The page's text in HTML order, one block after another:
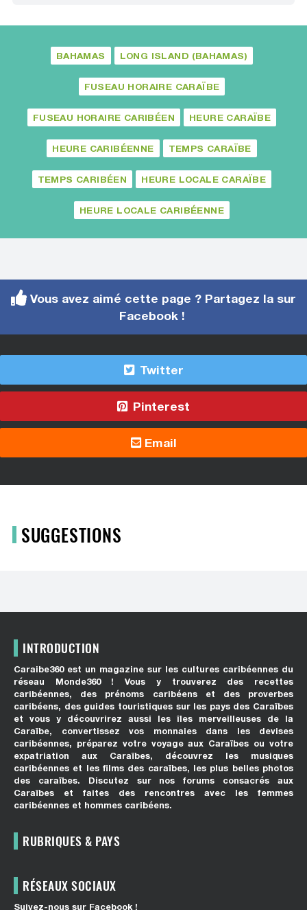
BAHAMAS LONG ISLAND (BAHAMAS)
FUSEAU HORAIRE CARAÏBE
FUSEAU HORAIRE CARIBÉEN HEURE CARAÏBE
HEURE CARIBÉENNE TEMPS CARAÏBE
TEMPS CARIBÉEN HEURE LOCALE CARAÏBE
HEURE LOCALE CARIBÉENNE
Vous avez aimé cette page ? Partagez la sur
Facebook !
Twitter
Pinterest
Email
SUGGESTIONS
INTRODUCTION
Caraibe360 est un magazine sur les cultures caribéennes du
réseau Monde360 ! Vous y trouverez des recettes
caribéennes, des prénoms caribéens et des proverbes
caribéens, des guides touristiques sur les pays des Caraïbes
et vous y découvrirez aussi les îles merveilleuses de la
Caraïbe, convertissez vos monnaies dans les devises
caribéennes, préparez votre voyage aux Caraïbes ou votre
expatriation aux Caraïbes, découvrez les musiques
caribéennes et les films des caraïbes, les plus belles photos
des caraïbes. Discutez sur nos forums consacrés aux
Caraïbes et faites des rencontres avec les femmes
caribéennes et hommes caribéens.
RUBRIQUES & PAYS
RÉSEAUX SOCIAUX
Suivez-nous sur Facebook !